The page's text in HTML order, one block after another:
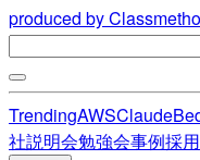
produced by
TrendingAWSClaude
社説明会勉強会事例採用